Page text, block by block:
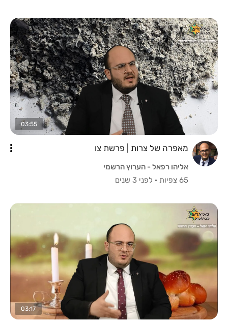
03:55
מאפרה של צרות | פרשת צו
אליהו רפאל - הערוץ הרשמי
65 צפיות
· לפני 3 שנים
03:17